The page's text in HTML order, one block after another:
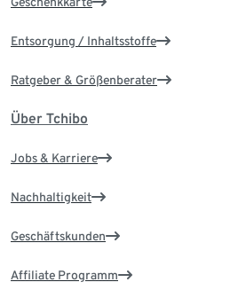
Entsorgung / Inhaltsstoffe
Ratgeber & Größenberater
Über Tchibo
Jobs & Karriere
Nachhaltigkeit
Geschäftskunden
Affiliate Programm